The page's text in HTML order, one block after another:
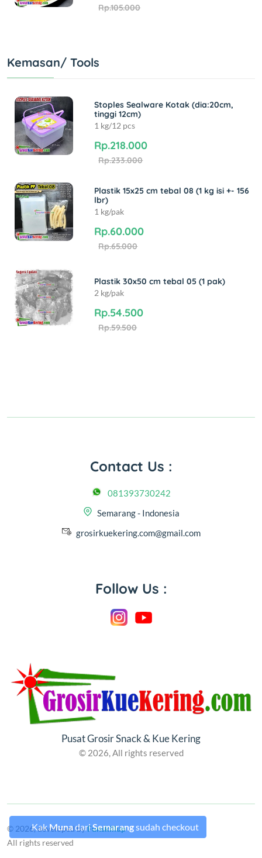
Rp.105.000
Kemasan/ Tools
Stoples Sealware Kotak (dia:20cm,
tinggi 12cm)
1 kg/12 pcs
Rp.218.000
Rp.233.000
Plastik 15x25 cm tebal 08 (1 kg isi +- 156
lbr)
1 kg/pak
Rp.60.000
Rp.65.000
Plastik 30x50 cm tebal 05 (1 pak)
2 kg/pak
Rp.54.500
Rp.59.500
KakMunadariSemarangsudah checkout
Contact Us :
081393730242
Semarang - Indonesia
grosirkuekering.com@gmail.com
Follow Us :
Pusat Grosir Snack & Kue Kering
© 2026, All rights reserved
© 2026, developed byFunskillup
All rights reserved